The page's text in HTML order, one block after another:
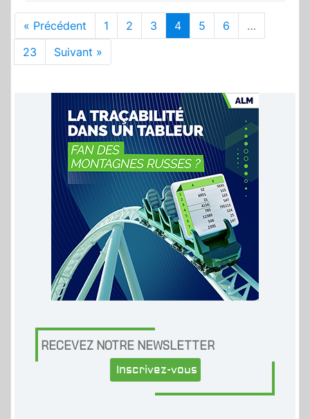
« Précédent 1 2 3 4 5 6
…
23
Suivant »
RECEVEZ NOTRE NEWSLETTER
Inscrivez-vous